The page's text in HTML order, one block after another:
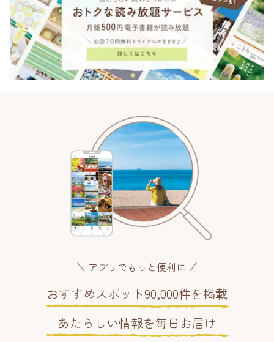
アプリでもっと便利に
おすすめスポット90,000件を掲載
あたらしい情報を毎日お届け